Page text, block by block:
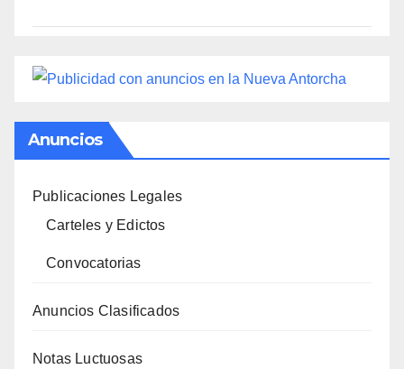
Anuncios
Publicaciones Legales
Carteles y Edictos
Convocatorias
Anuncios Clasificados
Notas Luctuosas